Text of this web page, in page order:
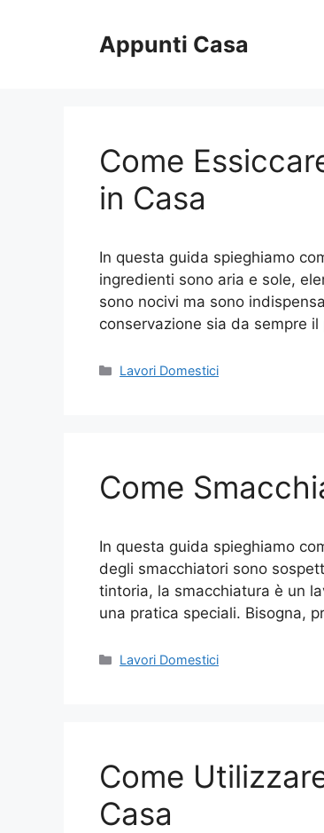
Appunti Casa
Come
in Casa
In questa guida spieghiamo
ingredienti sono aria e sole,
sono nocivi ma sono
conservazione sia da sempre
Categorie
Lavori Domestici
Come
In questa guida spieghiamo
degli smacchiatori sono
tintoria, la smacchiatura è un
una pratica speciali. Bisogna,
Categorie
Lavori Domestici
Come
Casa